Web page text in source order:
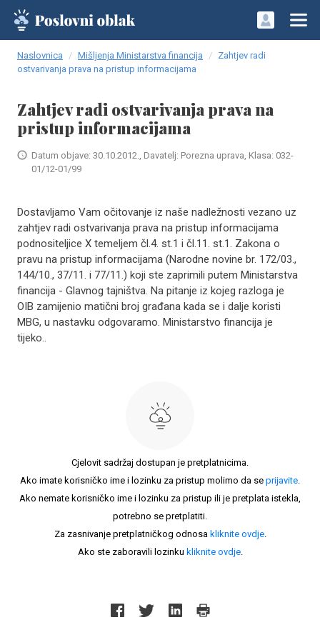
Naslovnica Mišljenja Ministarstva financija
Zahtjev radi
ostvarivanja prava na pristup informacijama
Zahtjev radi ostvarivanja prava na
pristup informacijama
Datum objave: 30.10.2012., Davatelj: Porezna uprava, Klasa: 032-
01/12-01/99
Dostavljamo Vam očitovanje iz naše nadležnosti vezano uz
zahtjev radi ostvarivanja prava na pristup informacijama
podnositeljice X temeljem čl.4. st.1 i čl.11. st.1. Zakona o
pravu na pristup informacijama (Narodne novine br. 172/03.,
144/10., 37/11. i 77/11.) koji ste zaprimili putem Ministarstva
financija - Glavnog tajništva. Na pitanje iz kojeg razloga je
OIB zamijenio matični broj građana kada se i dalje koristi
MBG, u nastavku odgovaramo. Ministarstvo financija je
tijeko..
Cjelovit sadržaj dostupan je pretplatnicima.
Ako imate korisničko ime i lozinku za pristup molimo da se prijavite.
Ako nemate korisničko ime i lozinku za pristup ili je pretplata istekla,
potrebno se pretplatiti.
Za zasnivanje pretplatničkog odnosa kliknite ovdje.
Ako ste zaboravili lozinku kliknite ovdje.